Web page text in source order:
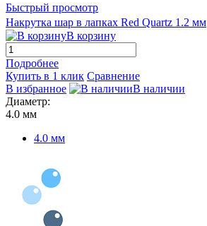
Быстрый просмотр
Накрутка шар в лапках Red Quartz 1.2 мм
В корзину
Подробнее
Купить в 1 клик Сравнение
В избранное
В наличии
Диаметр:
4.0 мм
4.0 мм